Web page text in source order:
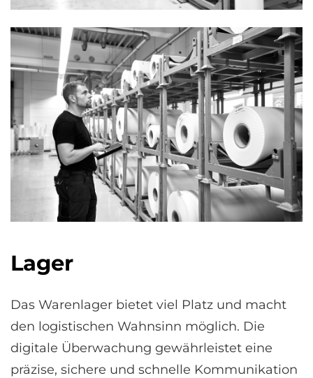
Lager
Das Warenlager bietet viel Platz und macht
den logistischen Wahnsinn möglich. Die
digitale Überwachung gewährleistet eine
präzise, sichere und schnelle Kommunikation